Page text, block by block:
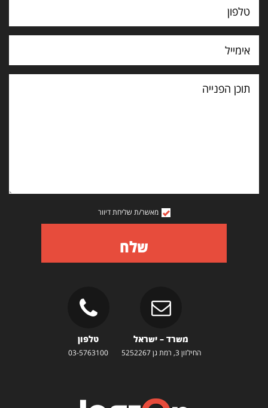
תוכן
הפנייה
מאשר/ת שליחת דיוור
שלח
משרד – ישראל
החילזון 3, רמת גן 5252267
טלפון
03-5763100